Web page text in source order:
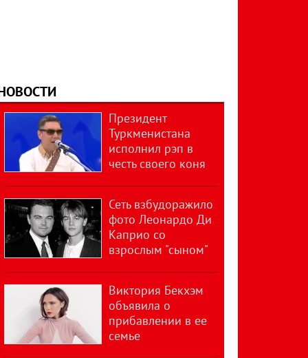
Президент
Туркменистана
исполнил рэп в
честь своего коня
Сеть взбудоражило
фото Леонардо Ди
Каприо со
взрослым "сыном"
Виктория Бекхэм
объявила о
прибавлении в ее
семье